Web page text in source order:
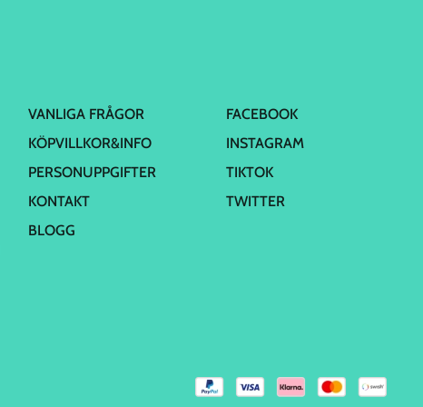
VANLIGA FRÅGOR
KÖPVILLKOR&INFO
PERSONUPPGIFTER
KONTAKT
BLOGG
FACEBOOK
INSTAGRAM
TIKTOK
TWITTER